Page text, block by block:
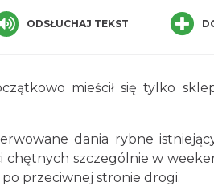
ODSŁUCHAJ TEKST
mieścił się tylko
dania rybne
chętnych szczególnie w
przeciwnej stronie drogi.